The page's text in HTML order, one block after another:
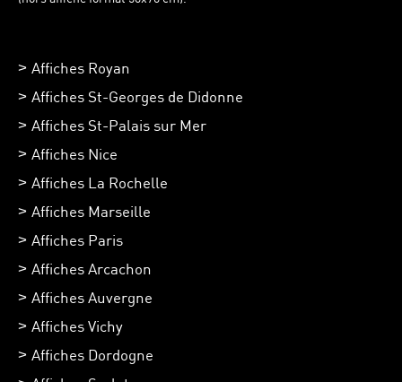
Affiches Royan
Affiches St-Georges de Didonne
Affiches St-Palais sur Mer
Affiches Nice
Affiches La Rochelle
Affiches Marseille
Affiches Paris
Affiches Arcachon
Affiches Auvergne
Affiches Vichy
Affiches Dordogne